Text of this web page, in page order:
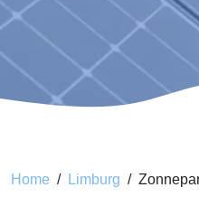
Home Limburg